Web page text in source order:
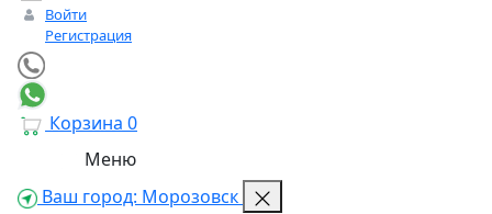
Войти
Регистрация
Корзина 0
Меню
Ваш город: Морозовск